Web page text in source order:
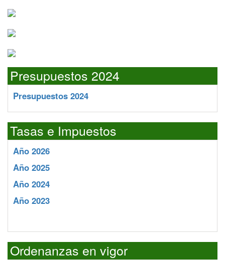
Presupuestos 2024
Presupuestos 2024
Tasas e Impuestos
Año 2026
Año 2025
Año 2024
Año 2023
Ordenanzas en vigor